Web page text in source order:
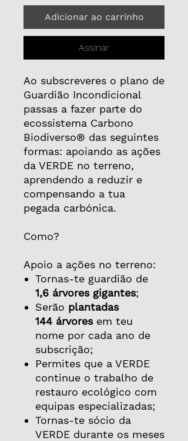
Adicionar ao carrinho
Assinar
Ao subscreveres o plano de
Guardião Incondicional
passas a fazer parte do
ecossistema Carbono
Biodiverso® das seguintes
formas: apoiando as ações
da VERDE no terreno,
aprendendo a reduzir e
compensando a tua
pegada carbónica.
Como?
Apoio a ações no terreno:
Tornas-te guardião de
1,6 árvores gigantes;
Serão plantadas
144 árvoresem teu
nome por cada ano de
subscrição;
Permites que a VERDE
continue o trabalho de
restauro ecológico com
equipas especializadas;
Tornas-te sócio da
VERDE durante os meses